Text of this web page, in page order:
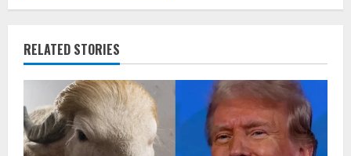
RELATED STORIES